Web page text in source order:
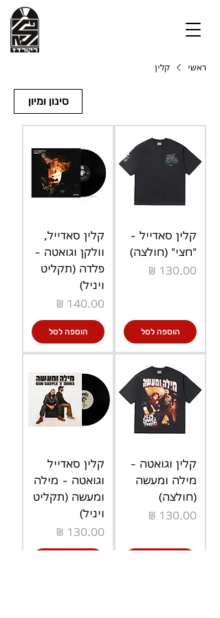
ראשי קלין
סינון ומיון
קלין סאדייל -
"חצי" (חולצה)
מחיר
הוספה לסל
קלין סאדייל,
וולקן וגואטה -
פלדה (תקליט
ויניל)
מחיר
הוספה לסל
קלין וגואטה -
מילה ומעשה
(חולצה)
מחיר
קלין סאדייל
וגואטה - מילה
ומעשה (תקליט
ויניל)
מחיר